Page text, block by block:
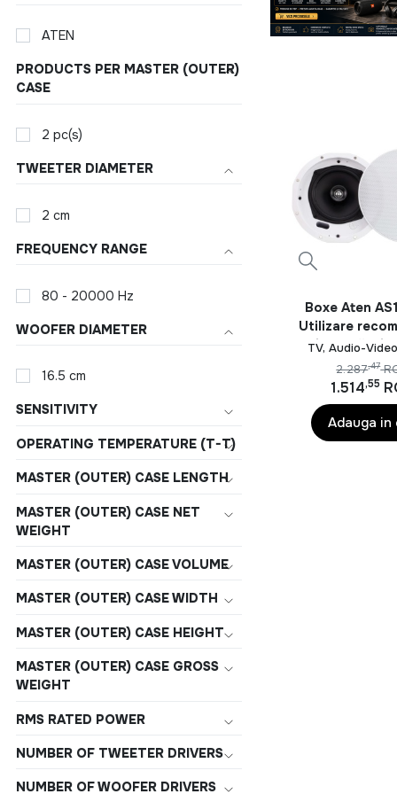
ATEN
PRODUCTS PER MASTER (OUTER)
CASE
2 pc(s)
TWEETER DIAMETER
2 cm
FREQUENCY RANGE
80 - 20000 Hz
WOOFER DIAMETER
16.5 cm
SENSITIVITY
OPERATING TEMPERATURE (T-T)
MASTER (OUTER) CASE LENGTH
MASTER (OUTER) CASE NET
WEIGHT
MASTER (OUTER) CASE VOLUME
MASTER (OUTER) CASE WIDTH
MASTER (OUTER) CASE HEIGHT
MASTER (OUTER) CASE GROSS
WEIGHT
RMS RATED POWER
NUMBER OF TWEETER DRIVERS
NUMBER OF WOOFER DRIVERS
Boxe Aten
Utilizare
Universală. Tip
2 căi, Număr
2.
conectare:
Puterea
Gama de
TV, Audio-
1.514,55
2.287,47
Adauga in